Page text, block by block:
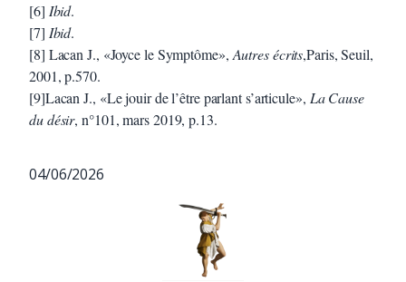
[6] Ibid.
[7] Ibid.
[8] Lacan J., «Joyce le Symptôme»,Autres écrits,Paris, Seuil,
2001, p.570.
[9]Lacan J., «Le jouir de l’être parlant s’articule», La Cause
du désir, n°101, mars 2019, p.13.
04/06/2026